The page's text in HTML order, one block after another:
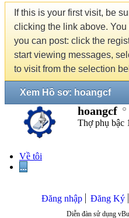
If this is your first visit, be
clicking the link above. You
you can post: click the
start viewing messages,
to visit from the selection
Xem Hồ sơ: hoangcf
hoangcf
Thợ phụ bậc 1
Về tôi
...
Đăng nhập Đăng Ký
Diễn đàn sử dụng